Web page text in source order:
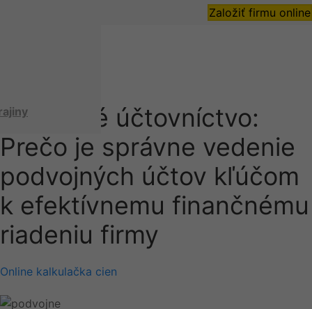
Založiť firmu online
Podvojné účtovníctvo:
Prečo je správne vedenie
podvojných účtov kľúčom
k efektívnemu finančnému
riadeniu firmy
Online kalkulačka cien